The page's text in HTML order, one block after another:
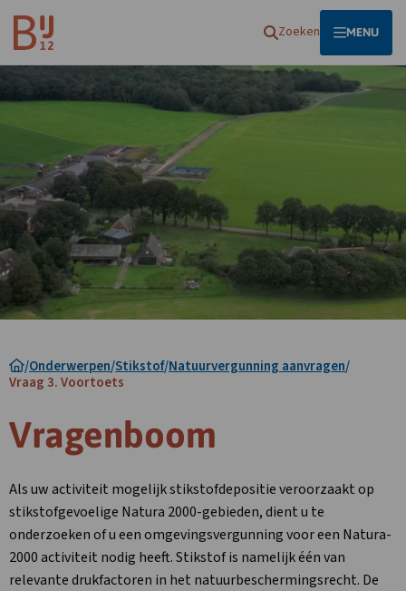
Homepagina Zoeken OPEN
MENU
/Onderwerpen/Stikstof/Natuurvergunning aanvragen/
Vraag 3. Voortoets
Vragenboom
Als uw activiteit mogelijk stikstofdepositie veroorzaakt op
stikstofgevoelige Natura 2000-gebieden, dient u te
onderzoeken of u een omgevingsvergunning voor een Natura-
2000 activiteit nodig heeft. Stikstof is namelijk één van
relevante drukfactoren in het natuurbeschermingsrecht. De